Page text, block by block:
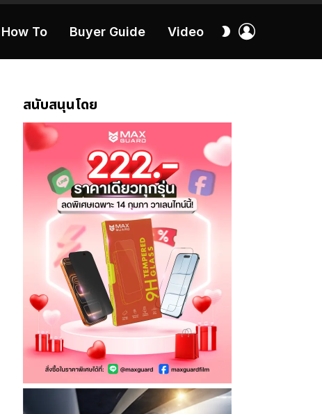
How To Buyer Guide Video
สลับ
สนับสนุนโดย